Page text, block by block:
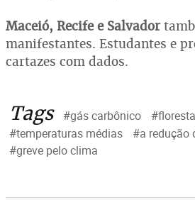
Maceió, Recife e Salvador
manifestantes. Estudantes e
cartazes com dados.
Tags #gás carbônico
#temperaturas médias
#a redução
#greve pelo clima